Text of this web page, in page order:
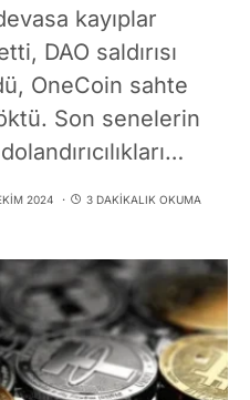
kayıplar
DAO saldırısı
OneCoin sahte
Son senelerin
2024 3 DAKIKALIK OKUMA